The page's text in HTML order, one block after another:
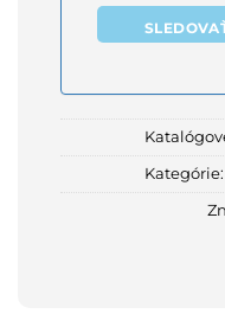
Kategórie: